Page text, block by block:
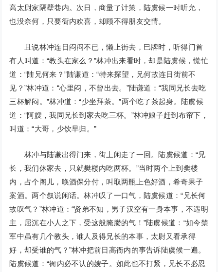
高太尉家隔壁巷内。次日，商量了计策，陆虞候一时听允，
也没奈何，只要衙内欢喜，却顾不得朋友交情。
且说林冲连日闷闷不已，懒上街去，巳牌时，听得门首
有人叫道：“教头在家么？”林冲出来看时，却是陆虞候，慌忙
道：“陆兄何来？”陆谦道：“特来探望，兄何故连日街前不
见？”林冲道：“心里闷，不曾出去。”陆谦道：“我同兄长去吃
三杯解闷。”林冲道：“少坐拜茶。”两个吃了茶起身。陆虞候
道：“阿嫂，我同兄长到家去吃三杯。”林冲娘子赶到布帘下，
叫道：“大哥，少饮早归。”
林冲与陆谦出得门来，街上闲走了一回。陆虞候道：“兄
长，我们休家去，只就樊楼内吃两杯。”当时两个上到樊楼
内，占个阁儿，唤酒保分付，叫取两瓶上色好酒，希奇果子
案酒。两个叙说闲话。林冲叹了一口气，陆虞候道：“兄长何
故叹气？”林冲道：“贤弟不知，男子汉空有一身本事，不遇明
主，屈沉在小人之下，受这般腌臜的气！”陆虞候道：“如今禁
军中虽有几个教头，谁人及得兄长的本事，太尉又看承得
好，却受谁的气？”林冲把前日高衙内的事告诉陆虞候一遍。
陆虞候道：“衙内必不认的嫂子。如此也不打紧，兄长不必忍